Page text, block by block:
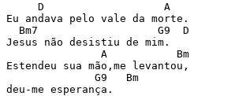
     D                   A
Eu andava pelo vale da morte.
  Bm7                   G9  D
Jesus não desistiu de mim.
               A           Bm
Estendeu sua mão,me levantou,
              G9   Bm
deu-me esperança.